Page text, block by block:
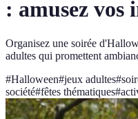
: amusez vos
Organisez une soirée
adultes qui promettent
#Halloween#jeux adultes#
société#fêtes thématiques#